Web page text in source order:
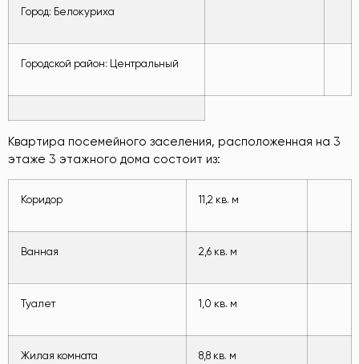
Город: Белокуриха
Городской район: Центральный
Квартира посемейного заселения, расположенная на 3
этаже 3 этажного дома состоит из:
Коридор 11,2 кв. м
Ванная 2,6 кв. м
Туалет 1,0 кв. м
Жилая комната 8,8 кв. м